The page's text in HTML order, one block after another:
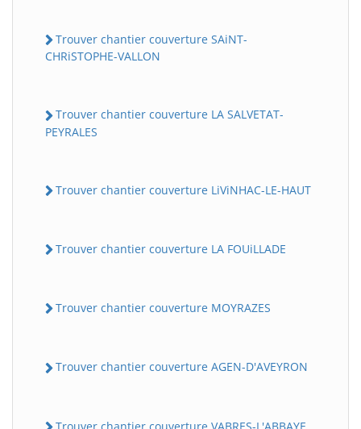
Trouver chantier couverture SAiNT-
CHRiSTOPHE-VALLON
Trouver chantier couverture LA SALVETAT-
PEYRALES
Trouver chantier couverture LiViNHAC-LE-HAUT
Trouver chantier couverture LA FOUiLLADE
Trouver chantier couverture MOYRAZES
Trouver chantier couverture AGEN-D'AVEYRON
Trouver chantier couverture VABRES-L'ABBAYE